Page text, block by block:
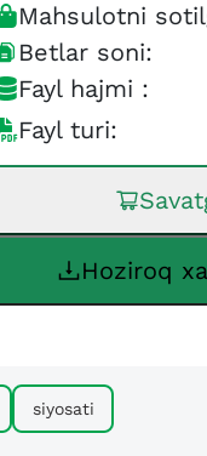
Mahsulotni
Betlar soni:
Fayl hajmi :
Fayl turi:
Hoziroq
siyosati